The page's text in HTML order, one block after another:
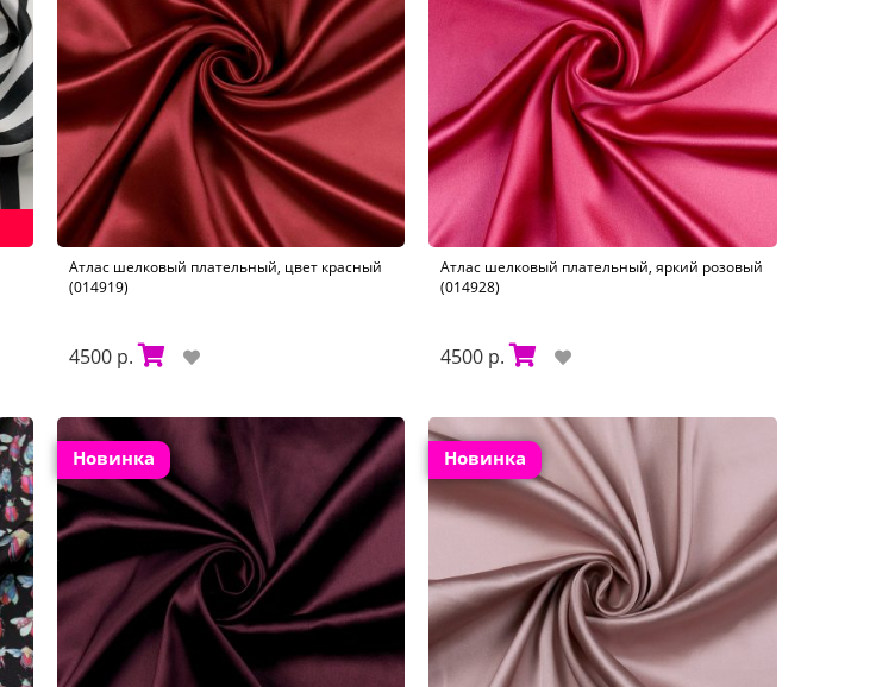
Атлас шелковый плательный, цвет красный
(014919)
4500 р.
Атлас шелковый плательный, яркий розовый
(014928)
4500 р.
Новинка Новинка